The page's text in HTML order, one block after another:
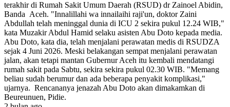
terakhir di Rumah Sakit Umum Daerah (RSUD) dr Zainoel Abidin,
Banda Aceh. "Innalillahi wa innailaihi raji'un, doktor Zaini
Abdullah telah meninggal dunia di ICU 2 sekira pukul 12.24 WIB,"
kata Muzakir Abdul Hamid selaku asisten Abu Doto kepada media.
Abu Doto, kata dia, telah menjalani perawatan medis di RSUDZA
sejak 4 Juni 2026. Meski belakangan sempat menjalani perawatan
jalan, akan tetapi mantan Gubernur Aceh itu kembali mendatangi
rumah sakit pada Sabtu, sekira sekira pukul 02.30 WIB. "Memang
beliau sudah berumur dan ada beberapa penyakit komplikasi,"
ujarnya. Rencananya jenazah Abu Doto akan dimakamkan di
Beureunuen, Pidie.